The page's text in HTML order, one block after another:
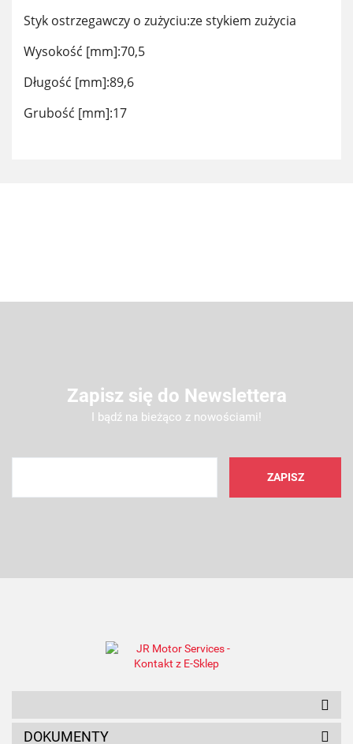
Styk ostrzegawczy o zużyciu:ze stykiem zużycia
Wysokość [mm]:70,5
Długość [mm]:89,6
Grubość [mm]:17
Zapisz się do Newslettera
I bądź na bieżąco z nowościami!
DOKUMENTY